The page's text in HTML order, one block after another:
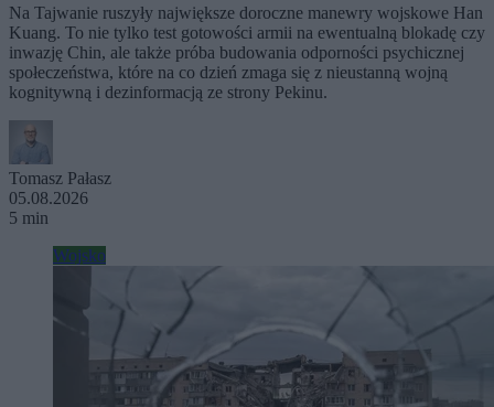
Na Tajwanie ruszyły największe doroczne manewry wojskowe Han
Kuang. To nie tylko test gotowości armii na ewentualną blokadę czy
inwazję Chin, ale także próba budowania odporności psychicznej
społeczeństwa, które na co dzień zmaga się z nieustanną wojną
kognitywną i dezinformacją ze strony Pekinu.
Tomasz Pałasz
05.08.2026
5 min
Wojsko